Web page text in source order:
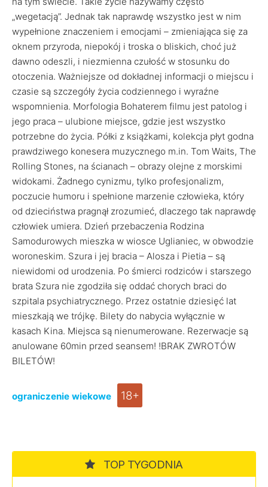
„wegetacją”. Jednak tak naprawdę wszystko jest w nim
wypełnione znaczeniem i emocjami – zmieniająca się za
oknem przyroda, niepokój i troska o bliskich, choć już
dawno odeszli, i niezmienna czułość w stosunku do
otoczenia. Ważniejsze od dokładnej informacji o miejscu i
czasie są szczegóły życia codziennego i wyraźne
wspomnienia. Morfologia Bohaterem filmu jest patolog i
jego praca – ulubione miejsce, gdzie jest wszystko
potrzebne do życia. Półki z książkami, kolekcja płyt godna
prawdziwego konesera muzycznego m.in. Tom Waits, The
Rolling Stones, na ścianach – obrazy olejne z morskimi
widokami. Żadnego cynizmu, tylko profesjonalizm,
poczucie humoru i spełnione marzenie człowieka, który
od dzieciństwa pragnął zrozumieć, dlaczego tak naprawdę
człowiek umiera. Dzień przebaczenia Rodzina
Samodurowych mieszka w wiosce Uglianiec, w obwodzie
woroneskim. Szura i jej bracia – Alosza i Pietia – są
niewidomi od urodzenia. Po śmierci rodziców i starszego
brata Szura nie zgodziła się oddać chorych braci do
szpitala psychiatrycznego. Przez ostatnie dziesięć lat
mieszkają we trójkę. Bilety do nabycia wyłącznie w
kasach Kina. Miejsca są nienumerowane. Rezerwacje są
anulowane 60min przed seansem! !BRAK ZWROTÓW
BILETÓW!
ograniczenie wiekowe 18+
TOP TYGODNIA